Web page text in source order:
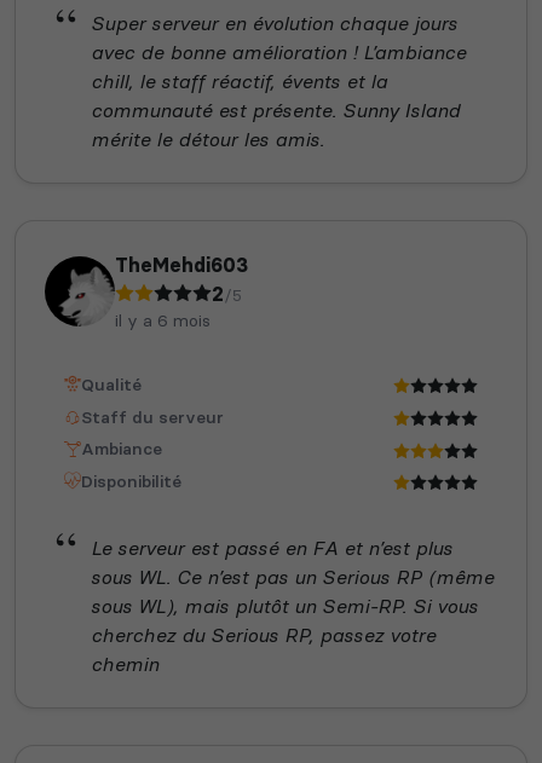
Super serveur en évolution chaque jours
avec de bonne amélioration ! L’ambiance
chill, le staff réactif, évents et la
communauté est présente. Sunny Island
mérite le détour les amis.
TheMehdi603
2/5
il y a 6 mois
Qualité
Staff du serveur
Ambiance
Disponibilité
Le serveur est passé en FA et n’est plus
sous WL. Ce n’est pas un Serious RP (même
sous WL), mais plutôt un Semi-RP. Si vous
cherchez du Serious RP, passez votre
chemin